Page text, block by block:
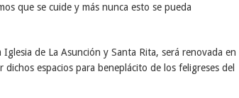
que se cuide y más nunca esto se pueda
de La Asunción y Santa Rita, será renovada en
espacios para beneplácito de los feligreses del